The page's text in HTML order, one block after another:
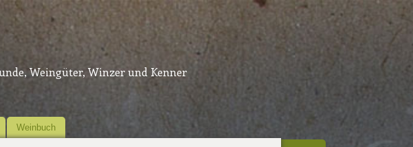
Weingüter, Winzer und Kenner
Weinbuch